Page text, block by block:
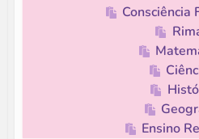
Consciência
Ensino